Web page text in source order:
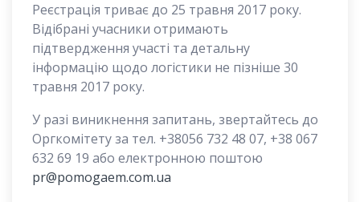
Реєстрація триває до 25 травня 2017 року.
Відібрані учасники отримають
підтвердження участі та детальну
інформацію щодо логістики не пізніше 30
травня 2017 року.
У разі виникнення запитань, звертайтесь до
Оргкомітету за тел. +38056 732 48 07, +38 067
632 69 19 або електронною поштою
pr@pomogaem.com.ua